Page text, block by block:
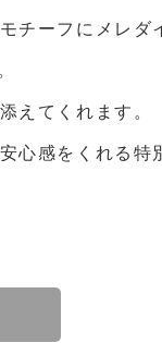
チーフにメレダ
えてくれます。
心感をくれる特